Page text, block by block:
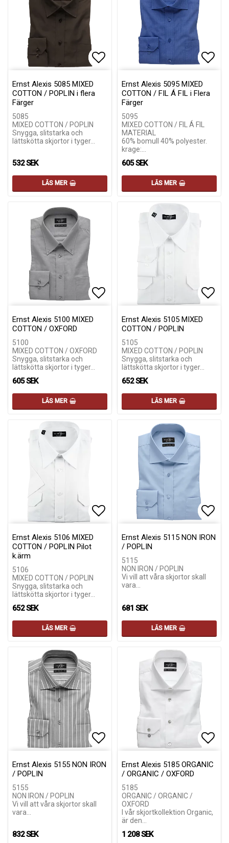
Ernst Alexis 5085 MIXED
COTTON / POPLIN i flera
Färger
5085
MIXED COTTON / POPLIN
Snygga, slitstarka och
lättskötta skjortor i tyger…
532 SEK
LÄS MER
Ernst Alexis 5095 MIXED
COTTON / FIL Á FIL i Flera
Färger
5095
MIXED COTTON / FIL Á FIL
MATERIAL
60% bomull 40% polyester.
krage:…
605 SEK
LÄS MER
Lägg till i favoritlistan
Lägg till i favoritlistan
Ernst Alexis 5100 MIXED
COTTON / OXFORD
5100
MIXED COTTON / OXFORD
Snygga, slitstarka och
lättskötta skjortor i tyger…
605 SEK
LÄS MER
Ernst Alexis 5105 MIXED
COTTON / POPLIN
5105
MIXED COTTON / POPLIN
Snygga, slitstarka och
lättskötta skjortor i tyger…
652 SEK
LÄS MER
Ernst Alexis 5106 MIXED
COTTON / POPLIN Pilot
k.ärm
5106
MIXED COTTON / POPLIN
Snygga, slitstarka och
lättskötta skjortor i tyger…
652 SEK
LÄS MER
Ernst Alexis 5115 NON IRON
/ POPLIN
5115
NON IRON / POPLIN
Vi vill att våra skjortor skall
vara…
681 SEK
LÄS MER
Ernst Alexis 5155 NON IRON
/ POPLIN
5155
NON IRON / POPLIN
Vi vill att våra skjortor skall
vara…
832 SEK
Ernst Alexis 5185 ORGANIC
/ ORGANIC / OXFORD
5185
ORGANIC / ORGANIC /
OXFORD
I vår skjortkollektion Organic,
är den…
1 208 SEK